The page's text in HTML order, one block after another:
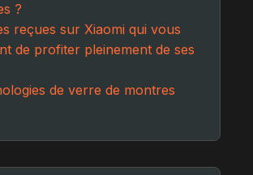
?
reçues sur Xiaomi qui vous
de profiter pleinement de ses
de verre de montres